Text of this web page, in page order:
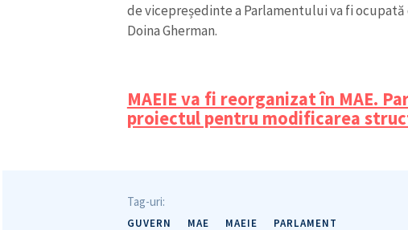
de vicepreședinte a Parlamentului va fi
Doina Gherman.
MAEIE va fi reorganizat în MAE.
proiectul pentru modificarea
Tag-uri:
GUVERN MAE MAEIE PARLAMENT